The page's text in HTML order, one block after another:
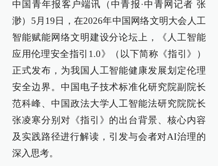
中国青年报客户端讯（中青报·中青网记者 张
渺）5月19日，在2026年中国网络文明大会人工
智能赋能网络文明建设分论坛上，《人工智能
应用伦理安全指引1.0》（以下简称《指引》）
正式发布，为我国人工智能健康发展划定伦理
安全边界。中国电子技术标准化研究院副院长
范科峰、中国政法大学人工智能法研究院院长
张凌寒分别对《指引》的出台背景、核心内容
及实践路径进行解读，引发与会者对AI治理的
深入思考。